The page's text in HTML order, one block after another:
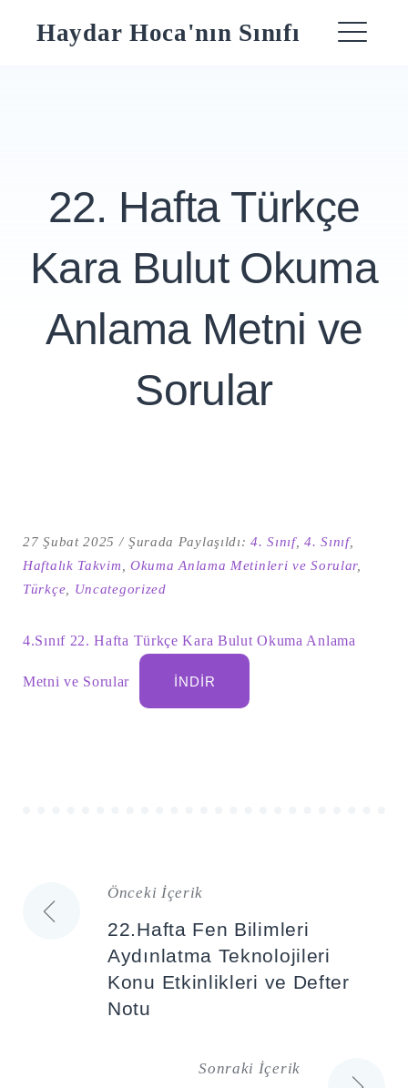
Haydar Hoca'nın Sınıfı
kelime
22. Hafta Türkçe
Kara Bulut Okuma
Anlama Metni ve
Sorular
27 Şubat 2025 Şurada Paylaşıldı:4. Sınıf,4. Sınıf,
Haftalık Takvim
Okuma Anlama Metinleri ve Sorular,
Türkçe
Uncategorized
4.Sınıf 22. Hafta Türkçe Kara Bulut Okuma Anlama
Metni ve Sorular İNDIR
Yazı
gezinmesi
Önceki İçerik
22.Hafta Fen Bilimleri
Aydınlatma Teknolojileri
Konu Etkinlikleri ve Defter
Notu
Sonraki İçerik